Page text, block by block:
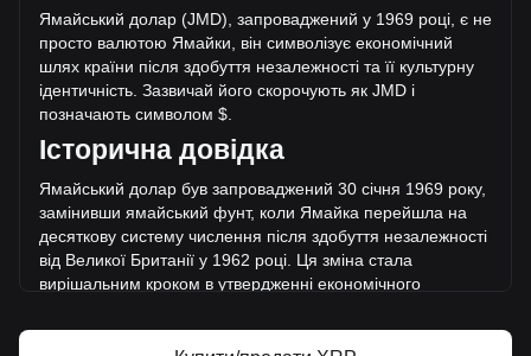
останні 24 години обсяг торгівлі XRP впав на +25.49%
($53,968,664,891.94 JMD). Минулого торгового дня обсяг
торгівлі XRP склав $211,706,580,412.61.
Більше інформації про XRP на Bitget
Ціна XRP
Прогноз ціни XRP
Що таке XRP (XRP)
Калькулятор прибутку XRP
Ямайський долар (JMD), запроваджений у 1969 році, є не
просто валютою Ямайки, він символізує економічний
шлях країни після здобуття незалежності та її культурну
ідентичність. Зазвичай його скорочують як JMD і
позначають символом $.
Історична довідка
Ямайський долар був запроваджений 30 січня 1969 року,
замінивши ямайський фунт, коли Ямайка перейшла на
десяткову систему числення після здобуття незалежності
від Великої Британії у 1962 році. Ця зміна стала
вирішальним кроком в утвердженні економічного
минулого.